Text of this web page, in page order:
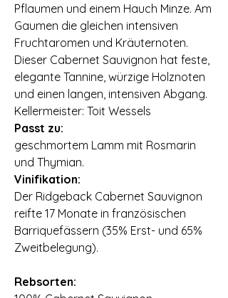
Pflaumen und einem Hauch Minze. Am
Gaumen die gleichen intensiven
Fruchtaromen und Kräuternoten.
Dieser Cabernet Sauvignon hat feste‚
elegante Tannine‚ würzige Holznoten
und einen langen‚ intensiven Abgang.
Kellermeister: Toit Wessels
Passt zu:
geschmortem Lamm mit Rosmarin
und Thymian.
Vinifikation:
Der Ridgeback Cabernet Sauvignon
reifte 17 Monate in französischen
Barriquefässern (35% Erst- und 65%
Zweitbelegung).
Rebsorten: